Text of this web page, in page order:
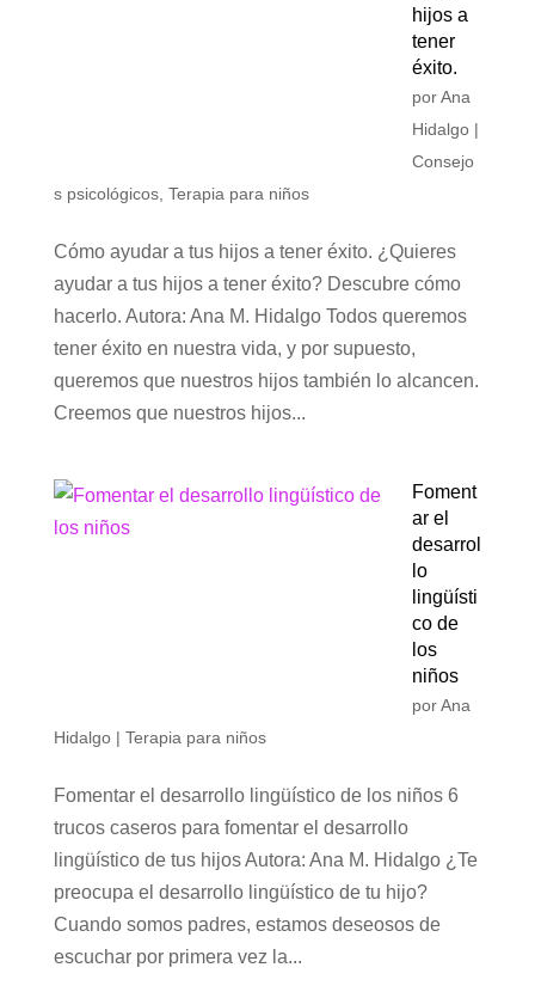
hijos a
tener
éxito.
porAna
Hidalgo|
Consejo
s psicológicos, Terapia para niños
Cómo ayudar a tus hijos a tener éxito. ¿Quieres
ayudar a tus hijos a tener éxito? Descubre cómo
hacerlo. Autora: Ana M. Hidalgo Todos queremos
tener éxito en nuestra vida, y por supuesto,
queremos que nuestros hijos también lo alcancen.
Creemos que nuestros hijos...
Foment
ar el
desarrol
lo
lingüísti
co de
los
niños
porAna
Hidalgo| Terapia para niños
Fomentar el desarrollo lingüístico de los niños 6
trucos caseros para fomentar el desarrollo
lingüístico de tus hijos Autora: Ana M. Hidalgo ¿Te
preocupa el desarrollo lingüístico de tu hijo?
Cuando somos padres, estamos deseosos de
escuchar por primera vez la...